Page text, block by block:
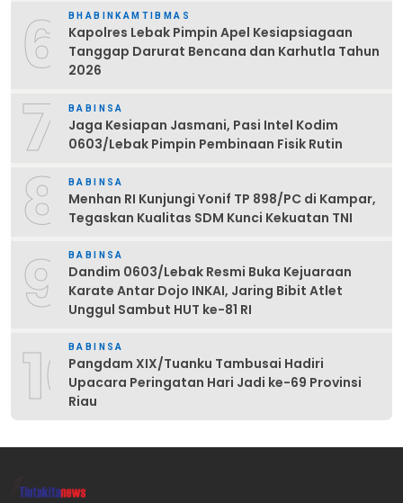
6 BHABINKAMTIBMAS
Kapolres Lebak Pimpin Apel Kesiapsiagaan
Tanggap Darurat Bencana dan Karhutla Tahun
2026
7 BABINSA
Jaga Kesiapan Jasmani, Pasi Intel Kodim
0603/Lebak Pimpin Pembinaan Fisik Rutin
8 BABINSA
Menhan RI Kunjungi Yonif TP 898/PC di Kampar,
Tegaskan Kualitas SDM Kunci Kekuatan TNI
9 BABINSA
Dandim 0603/Lebak Resmi Buka Kejuaraan
Karate Antar Dojo INKAI, Jaring Bibit Atlet
Unggul Sambut HUT ke-81 RI
10BABINSA
Pangdam XIX/Tuanku Tambusai Hadiri
Upacara Peringatan Hari Jadi ke-69 Provinsi
Riau